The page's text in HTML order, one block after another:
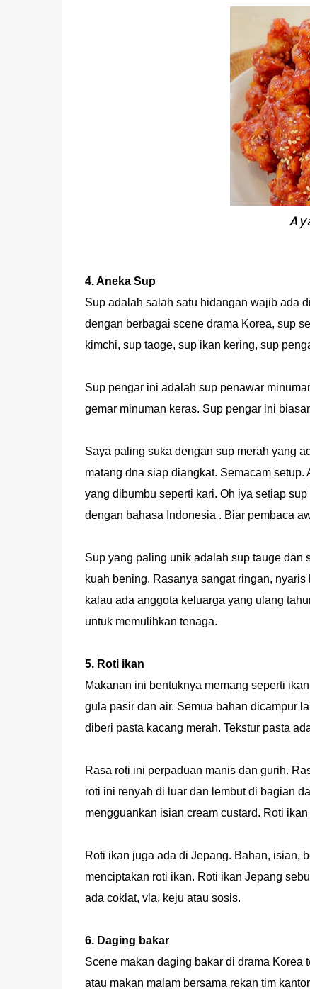
4. Aneka Sup
Sup adalah salah satu hidangan wajib ada
dengan berbagai scene drama Korea, sup
kimchi, sup taoge, sup ikan kering, sup
Sup pengar ini adalah sup penawar
gemar minuman keras. Sup pengar ini
Saya paling suka dengan sup merah yang
matang dna siap diangkat. Semacam
yang dibumbu seperti kari. Oh iya setiap
dengan bahasa Indonesia . Biar pembaca
Sup yang paling unik adalah sup tauge dan
kuah bening. Rasanya sangat ringan,
kalau ada anggota keluarga yang ulang
untuk memulihkan tenaga.
5. Roti ikan
Makanan ini bentuknya memang seperti
gula pasir dan air. Semua bahan dicampur
diberi pasta kacang merah. Tekstur pasta
Rasa roti ini perpaduan manis dan gurih.
roti ini renyah di luar dan lembut di bagian
mengguankan isian cream custard. Roti
Roti ikan juga ada di Jepang. Bahan, isian,
menciptakan roti ikan. Roti ikan Jepang
ada coklat, vla, keju atau sosis.
6. Daging bakar
Scene makan daging bakar di drama
atau makan malam bersama rekan tim